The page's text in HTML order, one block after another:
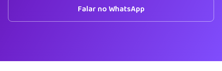
Falar no WhatsApp